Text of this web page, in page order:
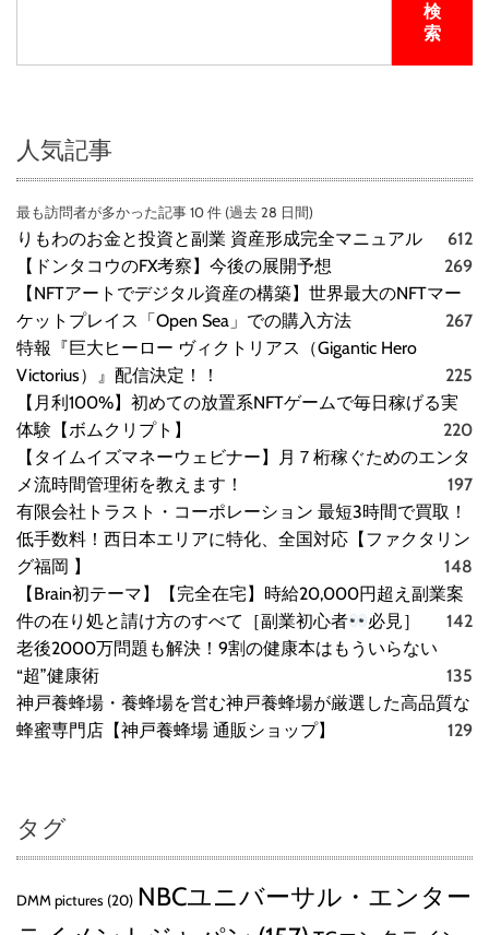
検
索
人気記事
最も訪問者が多かった記事 10 件 (過去 28 日間)
りもわのお金と投資と副業 資産形成完全マニュアル
612
【ドンタコウのFX考察】今後の展開予想
269
【NFTアートでデジタル資産の構築】世界最大のNFTマー
ケットプレイス「Open Sea」での購入方法
267
特報『巨大ヒーロー ヴィクトリアス（Gigantic Hero
Victorius）』配信決定！！
225
【月利100%】初めての放置系NFTゲームで毎日稼げる実
体験【ボムクリプト】
220
【タイムイズマネーウェビナー】月７桁稼ぐためのエンタ
メ流時間管理術を教えます！
197
有限会社トラスト・コーポレーション 最短3時間で買取！
低手数料！西日本エリアに特化、全国対応【ファクタリン
グ福岡 】
148
【Brain初テーマ】【完全在宅】時給20,000円超え副業案
件の在り処と請け方のすべて［副業初心者
必見］
142
老後2000万問題も解決！9割の健康本はもういらない
“超”健康術
135
神戸養蜂場・養蜂場を営む神戸養蜂場が厳選した高品質な
蜂蜜専門店【神戸養蜂場 通販ショップ】
129
タグ
DMM pictures (20) NBCユニバーサル・エンター